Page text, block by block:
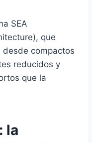
SEA
que
desde compactos
reducidos y
que la
la